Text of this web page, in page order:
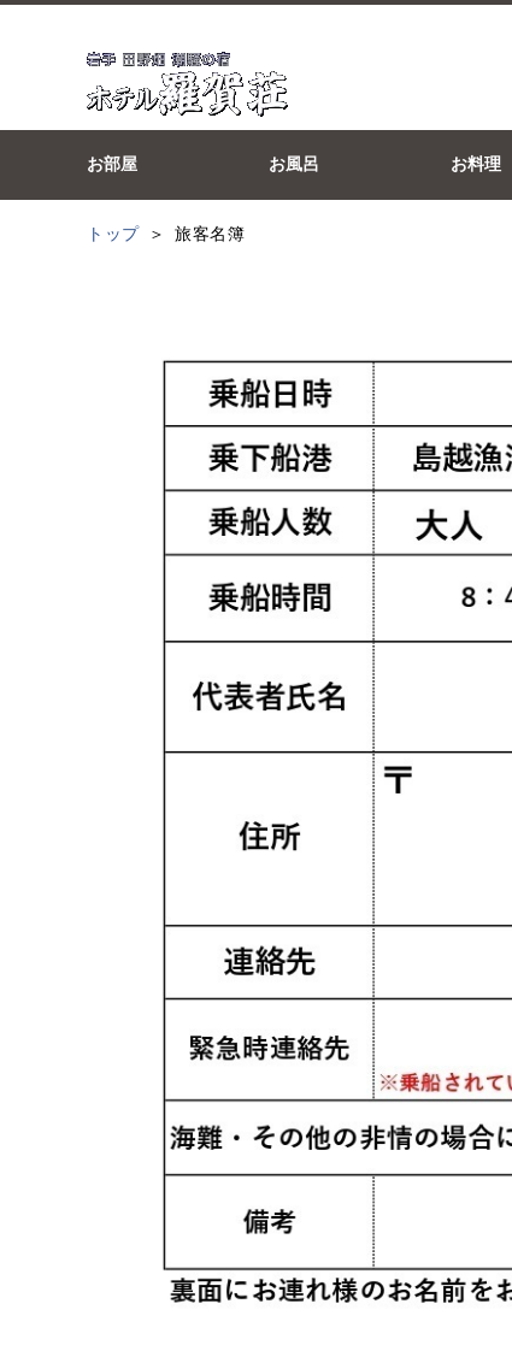
お部屋 お風呂 お料理
トップ 旅客名簿